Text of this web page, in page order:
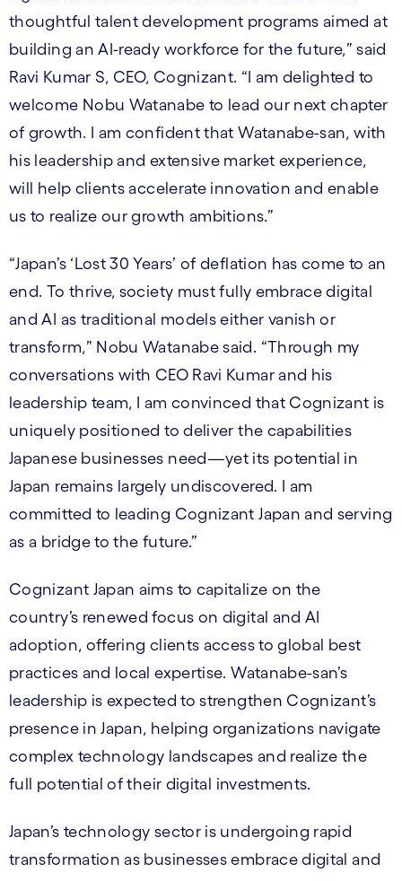
thoughtful talent development programs aimed at
building an AI-ready workforce for the future,” said
Ravi Kumar S, CEO, Cognizant. “I am delighted to
welcome Nobu Watanabe to lead our next chapter
of growth. I am confident that Watanabe-san, with
his leadership and extensive market experience,
will help clients accelerate innovation and enable
us to realize our growth ambitions.”
“Japan’s ‘Lost 30 Years’ of deflation has come to an
end. To thrive, society must fully embrace digital
and AI as traditional models either vanish or
transform,” Nobu Watanabe said. “Through my
conversations with CEO Ravi Kumar and his
leadership team, I am convinced that Cognizant is
uniquely positioned to deliver the capabilities
Japanese businesses need—yet its potential in
Japan remains largely undiscovered. I am
committed to leading Cognizant Japan and serving
as a bridge to the future.”
Cognizant Japan aims to capitalize on the
country’s renewed focus on digital and AI
adoption, offering clients access to global best
practices and local expertise. Watanabe-san’s
leadership is expected to strengthen Cognizant’s
presence in Japan, helping organizations navigate
complex technology landscapes and realize the
full potential of their digital investments.
Japan’s technology sector is undergoing rapid
transformation as businesses embrace digital and